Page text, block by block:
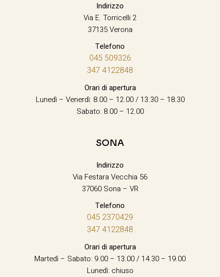
Indirizzo
Via E. Torricelli 2
37135 Verona
Telefono
045 509326
347 4122848
Orari di apertura
Lunedì – Venerdì: 8.00 – 12.00 / 13.30 – 18.30
Sabato: 8.00 – 12.00
SONA
Indirizzo
Via Festara Vecchia 56
37060 Sona – VR
Telefono
045 2370429
347 4122848
Orari di apertura
Martedì – Sabato: 9.00 – 13.00 / 14.30 – 19.00
Lunedì: chiuso